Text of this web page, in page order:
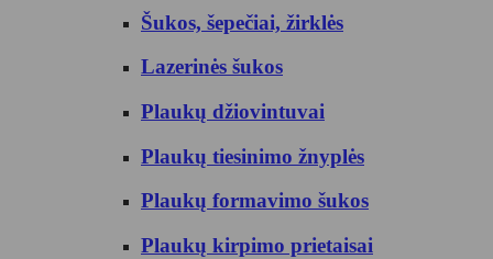
Šukos, šepečiai, žirklės
Lazerinės šukos
Plaukų džiovintuvai
Plaukų tiesinimo žnyplės
Plaukų formavimo šukos
Plaukų kirpimo prietaisai